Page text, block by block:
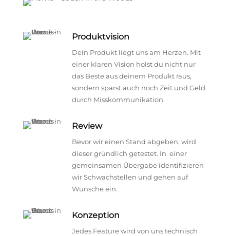
Produktvision
Dein Produkt liegt uns am Herzen. Mit
einer klaren Vision holst du nicht nur
das Beste aus deinem Produkt raus,
sondern sparst auch noch Zeit und Geld
durch Misskommunikation.
Review
Bevor wir einen Stand abgeben, wird
dieser gründlich getestet. In einer
gemeinsamen Übergabe identifizieren
wir Schwachstellen und gehen auf
Wünsche ein.
Konzeption
Jedes Feature wird von uns technisch